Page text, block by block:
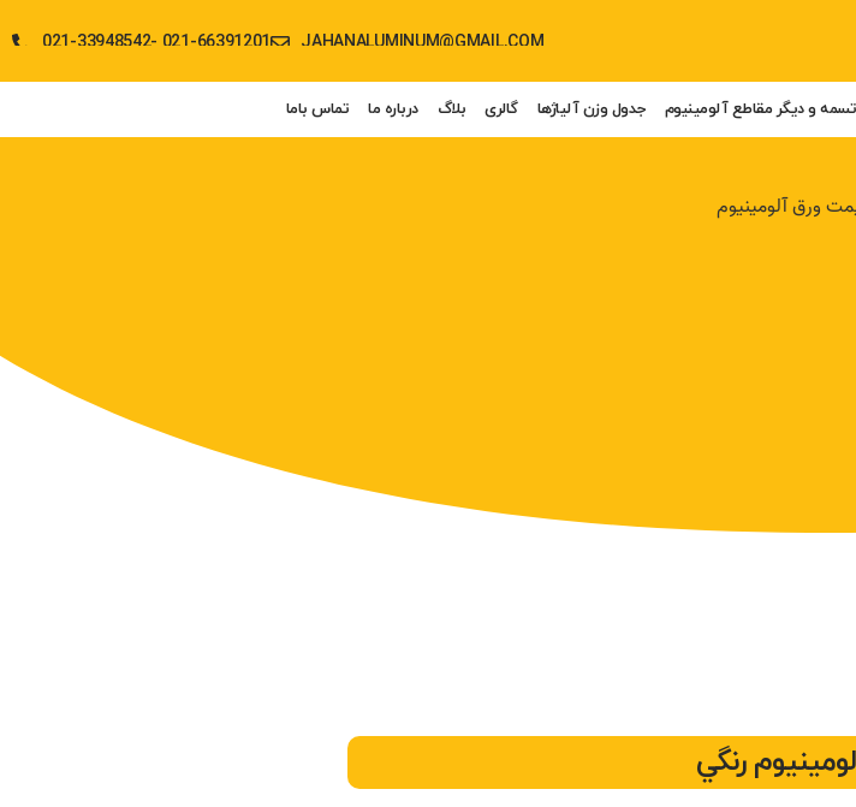
021-33948542- 021-66391201 JAHANALUMINUM@GMAIL.COM
تسمه و دیگر مقاطع آلومینیوم جدول وزن آلیاژها گالری بلاگ درباره ما تماس باما
رنگي